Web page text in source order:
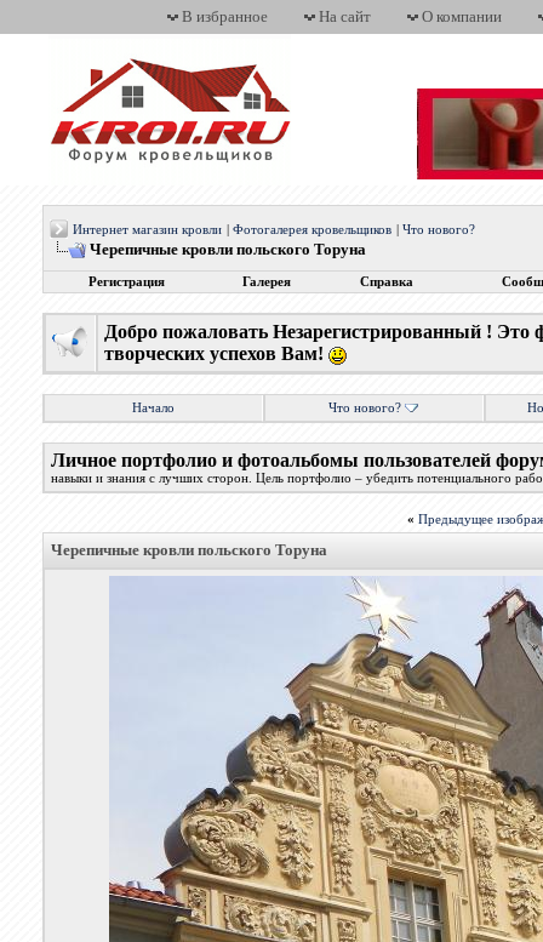
В избранное На сайт О компании
Интернет магазин кровли Фотогалерея кровельщиков Что нового?
Черепичные кровли польского Торуна
Регистрация Галерея Справка
Добро пожаловать Незарегистрированный !
творческих успехов Вам!
Начало Что нового?
Личное портфолио и фотоальбомы пользователей
навыки и знания с лучших сторон. Цель портфолио – убедить потенциального
« Предыдущее
Черепичные кровли польского Торуна